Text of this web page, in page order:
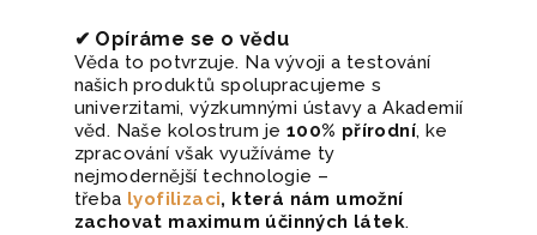
✔ Opíráme se o vědu
Věda to potvrzuje. Na vývoji a testování
našich produktů spolupracujeme s
univerzitami, výzkumnými ústavy a Akademií
věd. Naše kolostrum je 100% přírodní, ke
zpracování však využíváme ty
nejmodernější technologie –
třeba lyofilizaci, která nám umožní
zachovat maximum účinných látek.